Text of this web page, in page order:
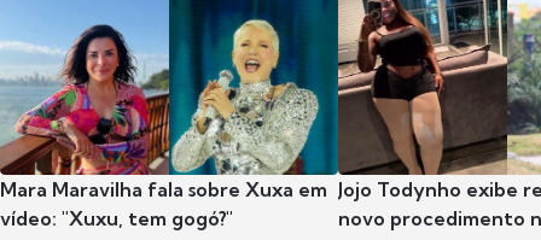
Mara Maravilha fala sobre Xuxa em
vídeo: "Xuxu, tem gogó?"
Jojo Todynho exibe
novo procedimento